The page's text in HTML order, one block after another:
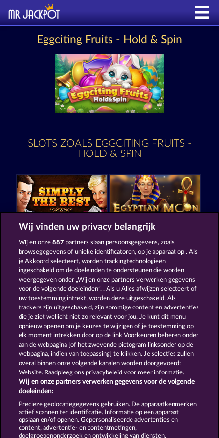
Eggciting Fruits - Hold & Spin
SLOTS ZOALS EGGCITING FRUITS -
HOLD & SPIN
Simply The Best Egyptian Moon
Super Duper Moorhuhn Piggy Kings
Algemene voorwaarden
Privacy- en cookieverklaring Colofon
Bedrijf FAQ
Terugbetalingsverzoek indienen
Wij vinden uw privacy belangrijk
Wij en onze887 partners slaan persoonsgegevens, zoals
browsegegevens of unieke identificatoren, op je apparaat op . Als
je Akkoord selecteert, worden trackingtechnologieën
ingeschakeld om de doeleinden te ondersteunen die worden
weergegeven onder „Wij en onze partners verwerken gegevens
voor de volgende doeleinden”. . Als u Alles afwijzen selecteert of
uw toestemming intrekt, worden deze uitgeschakeld. Als
trackers zijn uitgeschakeld, zijn sommige content en advertenties
die je ziet wellicht niet zo relevant voor jou. Je kunt dit menu
opnieuw openen om je keuzes te wijzigen of je toestemming op
elk moment intrekken door op de link Voorkeuren beheren onder
aan de webpagina [of het zwevende pictogram linksonder op de
webpagina, indien van toepassing] te klikken. Je selecties zullen
overal binnen onze volgende kanalen worden doorgevoerd:
Website. Raadpleeg ons privacybeleid voor meer informatie.
Wij en onze partners verwerken gegevens voor de volgende
doeleinden:
Precieze geolocatiegegevens gebruiken. De apparaatkenmerken
actief scannen ter identificatie. Informatie op een apparaat
opslaan en/of openen. Gepersonaliseerde advertenties en
content, advertentie- en contentmetingen,
doelgroepenonderzoek en ontwikkeling van diensten.